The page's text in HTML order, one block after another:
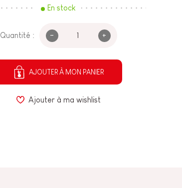
En stock
Quantité : - +
AJOUTER À MON PANIER
Ajouter à ma wishlist